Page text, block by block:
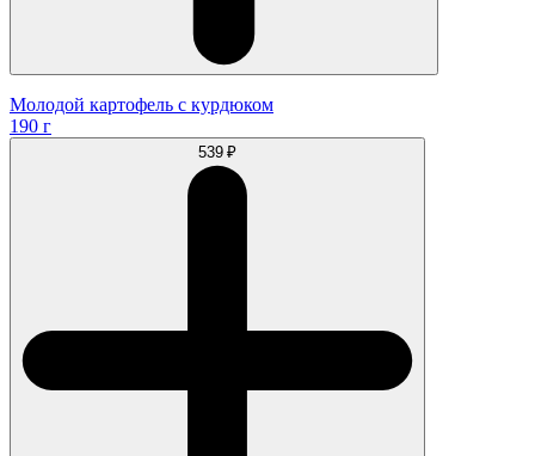
Молодой картофель с курдюком
190 г
539 ₽